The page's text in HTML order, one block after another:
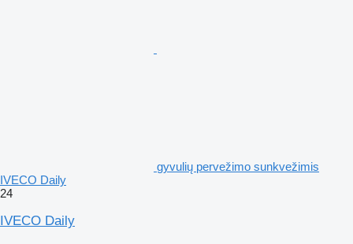
gyvulių pervežimo sunkvežimis
IVECO Daily
24
IVECO Daily